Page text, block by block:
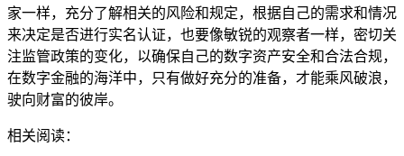
家一样，充分了解相关的风险和规定，根据自己的需求和情况
来决定是否进行实名认证，也要像敏锐的观察者一样，密切关
注监管政策的变化，以确保自己的数字资产安全和合法合规，
在数字金融的海洋中，只有做好充分的准备，才能乘风破浪，
驶向财富的彼岸。
相关阅读：